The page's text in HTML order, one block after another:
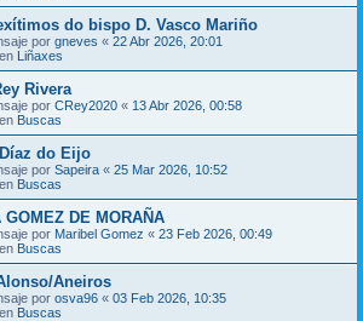
do bispo D. Vasco Mariño
por gneves « 22 Abr 2026, 20:01
Liñaxes
Rivera
por CRey2020 « 13 Abr 2026, 00:58
Buscas
do Eijo
por Sapeira « 25 Mar 2026, 10:52
Buscas
GOMEZ DE MORAÑA
por Maribel Gomez « 23 Feb 2026, 00:49
Buscas
Aneiros
por osva96 « 03 Feb 2026, 10:35
Buscas